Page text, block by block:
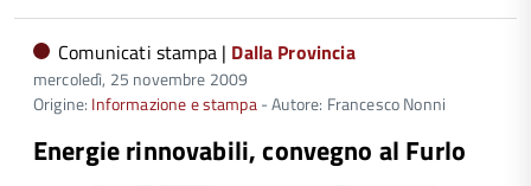
Comunicati stampa | Dalla Provincia
mercoledì, 25 novembre 2009
Origine: Informazione e stampa- Autore: Francesco Nonni
Energie rinnovabili, convegno al Furlo